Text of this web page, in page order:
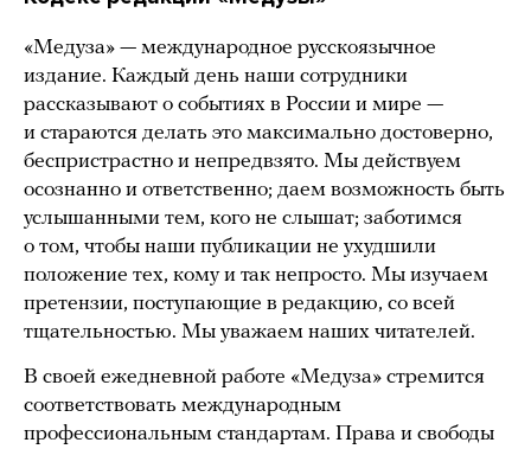
«Медуза» — международное русскоязычное
издание. Каждый день наши сотрудники
рассказывают о событиях в России и мире —
и стараются делать это максимально достоверно,
беспристрастно и непредвзято. Мы действуем
осознанно и ответственно; даем возможность быть
услышанными тем, кого не слышат; заботимся
о том, чтобы наши публикации не ухудшили
положение тех, кому и так непросто. Мы изучаем
претензии, поступающие в редакцию, со всей
тщательностью. Мы уважаем наших читателей.
В своей ежедневной работе «Медуза» стремится
соответствовать международным
профессиональным стандартам. Права и свободы